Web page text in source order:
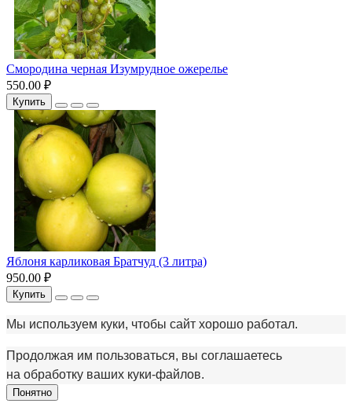
Смородина черная Изумрудное ожерелье
550.00 ₽
Купить
Яблоня карликовая Братчуд (3 литра)
950.00 ₽
Купить
Мы используем куки, чтобы сайт хорошо работал.
Продолжая им пользоваться, вы соглашаетесь
на обработку ваших куки‑файлов.
Понятно